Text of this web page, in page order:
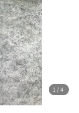
1 /4